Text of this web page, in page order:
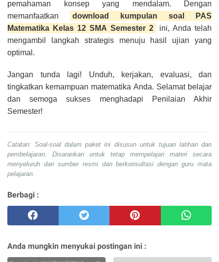
pemahaman konsep yang mendalam. Dengan
memanfaatkan
download kumpulan soal PAS
Matematika Kelas 12 SMA Semester 2
ini, Anda telah
mengambil langkah strategis menuju hasil ujian yang
optimal.
Jangan tunda lagi! Unduh, kerjakan, evaluasi, dan
tingkatkan kemampuan matematika Anda. Selamat belajar
dan semoga sukses menghadapi Penilaian Akhir
Semester!
Catatan: Soal-soal dalam paket ini disusun untuk tujuan latihan dan
pembelajaran. Disarankan untuk tetap mempelajari materi secara
menyeluruh dari sumber resmi dan berkonsultasi dengan guru mata
pelajaran.
Berbagi :
Anda mungkin menyukai postingan ini :